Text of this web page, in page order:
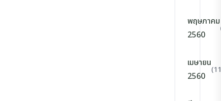
พฤษภาคม
2560
เมษายน
2560